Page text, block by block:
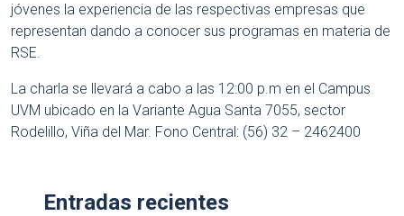
jóvenes la experiencia de las respectivas empresas que
representan dando a conocer sus programas en materia de
RSE.
La charla se llevará a cabo a las 12:00 p.m en el Campus
UVM ubicado en la Variante Agua Santa 7055, sector
Rodelillo, Viña del Mar. Fono Central: (56) 32 – 2462400
Entradas recientes